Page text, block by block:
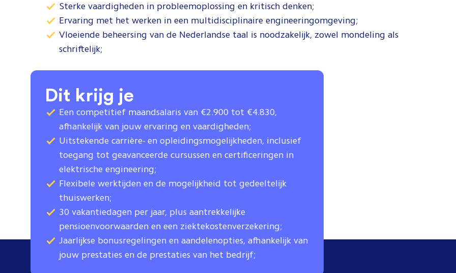
Sterke vaardigheden in probleemoplossing en kritisch denken;
Ervaring met het werken in een multidisciplinaire engineeringomgeving;
Vloeiende beheersing van de Nederlandse taal is noodzakelijk, zowel mondeling als
schriftelijk;
Dit krijg je
Een competitief maandsalaris van €2.900 tot €4.830,
afhankelijk van jouw ervaring en vaardigheden;
Uitstekende carrière- en opleidingsmogelijkheden, inclusief
toegang tot geavanceerde cursussen en certificeringen in
elektrische engineering;
Flexibele werktijden en de mogelijkheid tot gedeeltelijk
thuiswerken;
30 vakantiedagen per jaar, plus aantrekkelijke
pensioenvoorwaarden en een ziektekostenverzekering;
Jaarlijkse bonusregelingen en aandelenopties, afhankelijk van
jouw prestaties en de prestaties van het bedrijf;